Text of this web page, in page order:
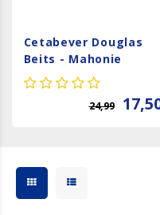
Cetabever Douglas
Beits - Mahonie
24,99